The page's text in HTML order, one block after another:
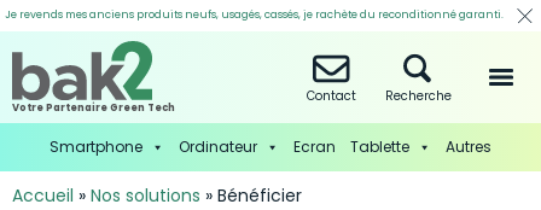
Je revends mes anciens produits neufs, usagés, cassés, je rachète du reconditionné garanti.
Votre Partenaire Green Tech
Contact Recherche
Smartphone Ordinateur Ecran Tablette Autres
Accueil » Nos solutions » Bénéficier